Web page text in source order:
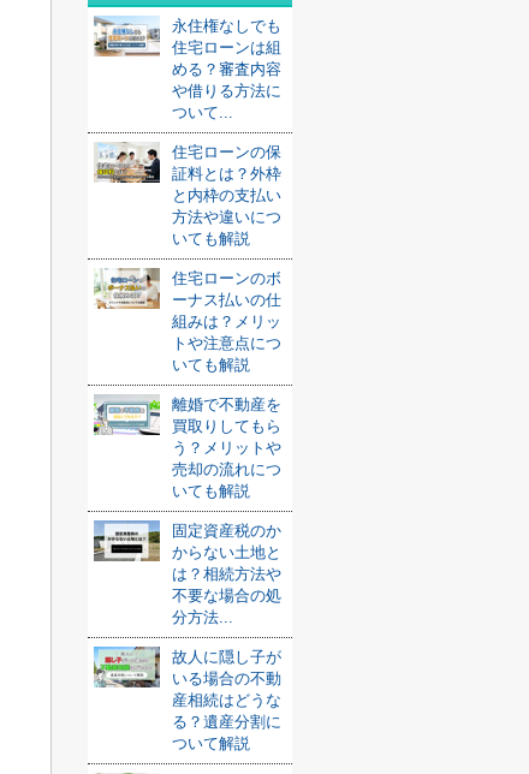
永住権なしでも
住宅ローンは組
める？審査内容
や借りる方法に
ついて...
住宅ローンの保
証料とは？外枠
と内枠の支払い
方法や違いにつ
いても解説
住宅ローンのボ
ーナス払いの仕
組みは？メリッ
トや注意点につ
いても解説
離婚で不動産を
買取りしてもら
う？メリットや
売却の流れにつ
いても解説
固定資産税のか
からない土地と
は？相続方法や
不要な場合の処
分方法...
故人に隠し子が
いる場合の不動
産相続はどうな
る？遺産分割に
ついて解説